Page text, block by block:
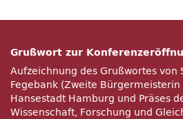
Grußwort zur
Aufzeichnung des Grußwortes von
Fegebank (Zweite Bürgermeisterin
Hansestadt Hamburg und Präses
Wissenschaft, Forschung und